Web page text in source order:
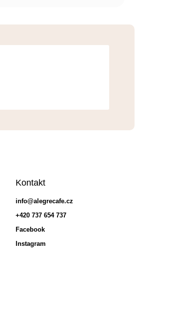
Kontakt
info@alegrecafe.cz
+420 737 654 737
Facebook
Instagram